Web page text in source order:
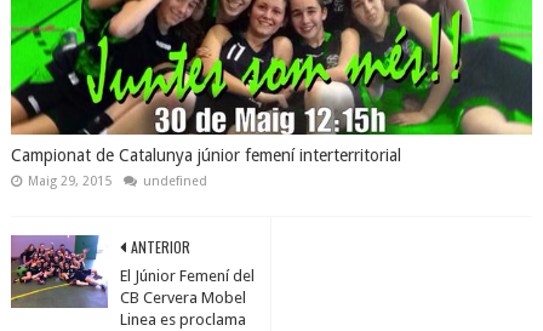
Campionat de Catalunya júnior femení interterritorial
Maig 29, 2015 undefined
ANTERIOR
El Júnior Femení del
CB Cervera Mobel
Linea es proclama